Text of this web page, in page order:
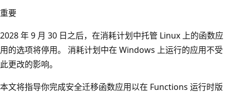
重要
2028 年 9 月 30 日之后，在消耗计划中托管 Linux 上的函数应
用的选项将停用。 消耗计划中在 Windows 上运行的应用不受
此更改的影响。
本文将指导你完成安全迁移函数应用以在 Functions 运行时版